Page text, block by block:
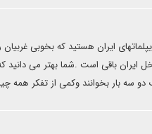
ایران هستید که بخوبی
ایران باقی است .شما بهتر می
دو سه بار بخوانند وکمی از تفکر همه